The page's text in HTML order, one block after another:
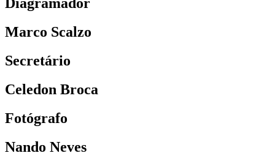
Marco Scalzo
Secretário
Celedon Broca
Fotógrafo
Nando Neves